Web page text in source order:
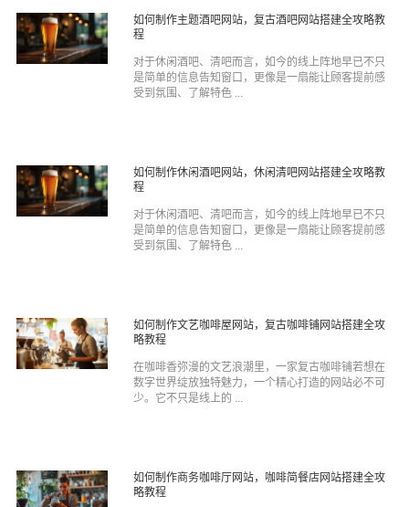
如何制作主题酒吧网站，复古酒吧网站搭建全攻略教
程
对于休闲酒吧、清吧而言，如今的线上阵地早已不只
是简单的信息告知窗口，更像是一扇能让顾客提前感
受到氛围、了解特色 ...
如何制作休闲酒吧网站，休闲清吧网站搭建全攻略教
程
对于休闲酒吧、清吧而言，如今的线上阵地早已不只
是简单的信息告知窗口，更像是一扇能让顾客提前感
受到氛围、了解特色 ...
如何制作文艺咖啡屋网站，复古咖啡铺网站搭建全攻
略教程
在咖啡香弥漫的文艺浪潮里，一家复古咖啡铺若想在
数字世界绽放独特魅力，一个精心打造的网站必不可
少。它不只是线上的 ...
如何制作商务咖啡厅网站，咖啡简餐店网站搭建全攻
略教程